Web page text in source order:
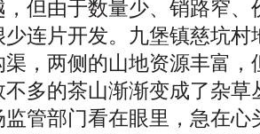
但由于数量少、销路窄、
连片开发。九堡镇慈坑村
渠，两侧的山地资源丰富，
不多的茶山渐渐变成了杂草
部门看在眼里，急在心